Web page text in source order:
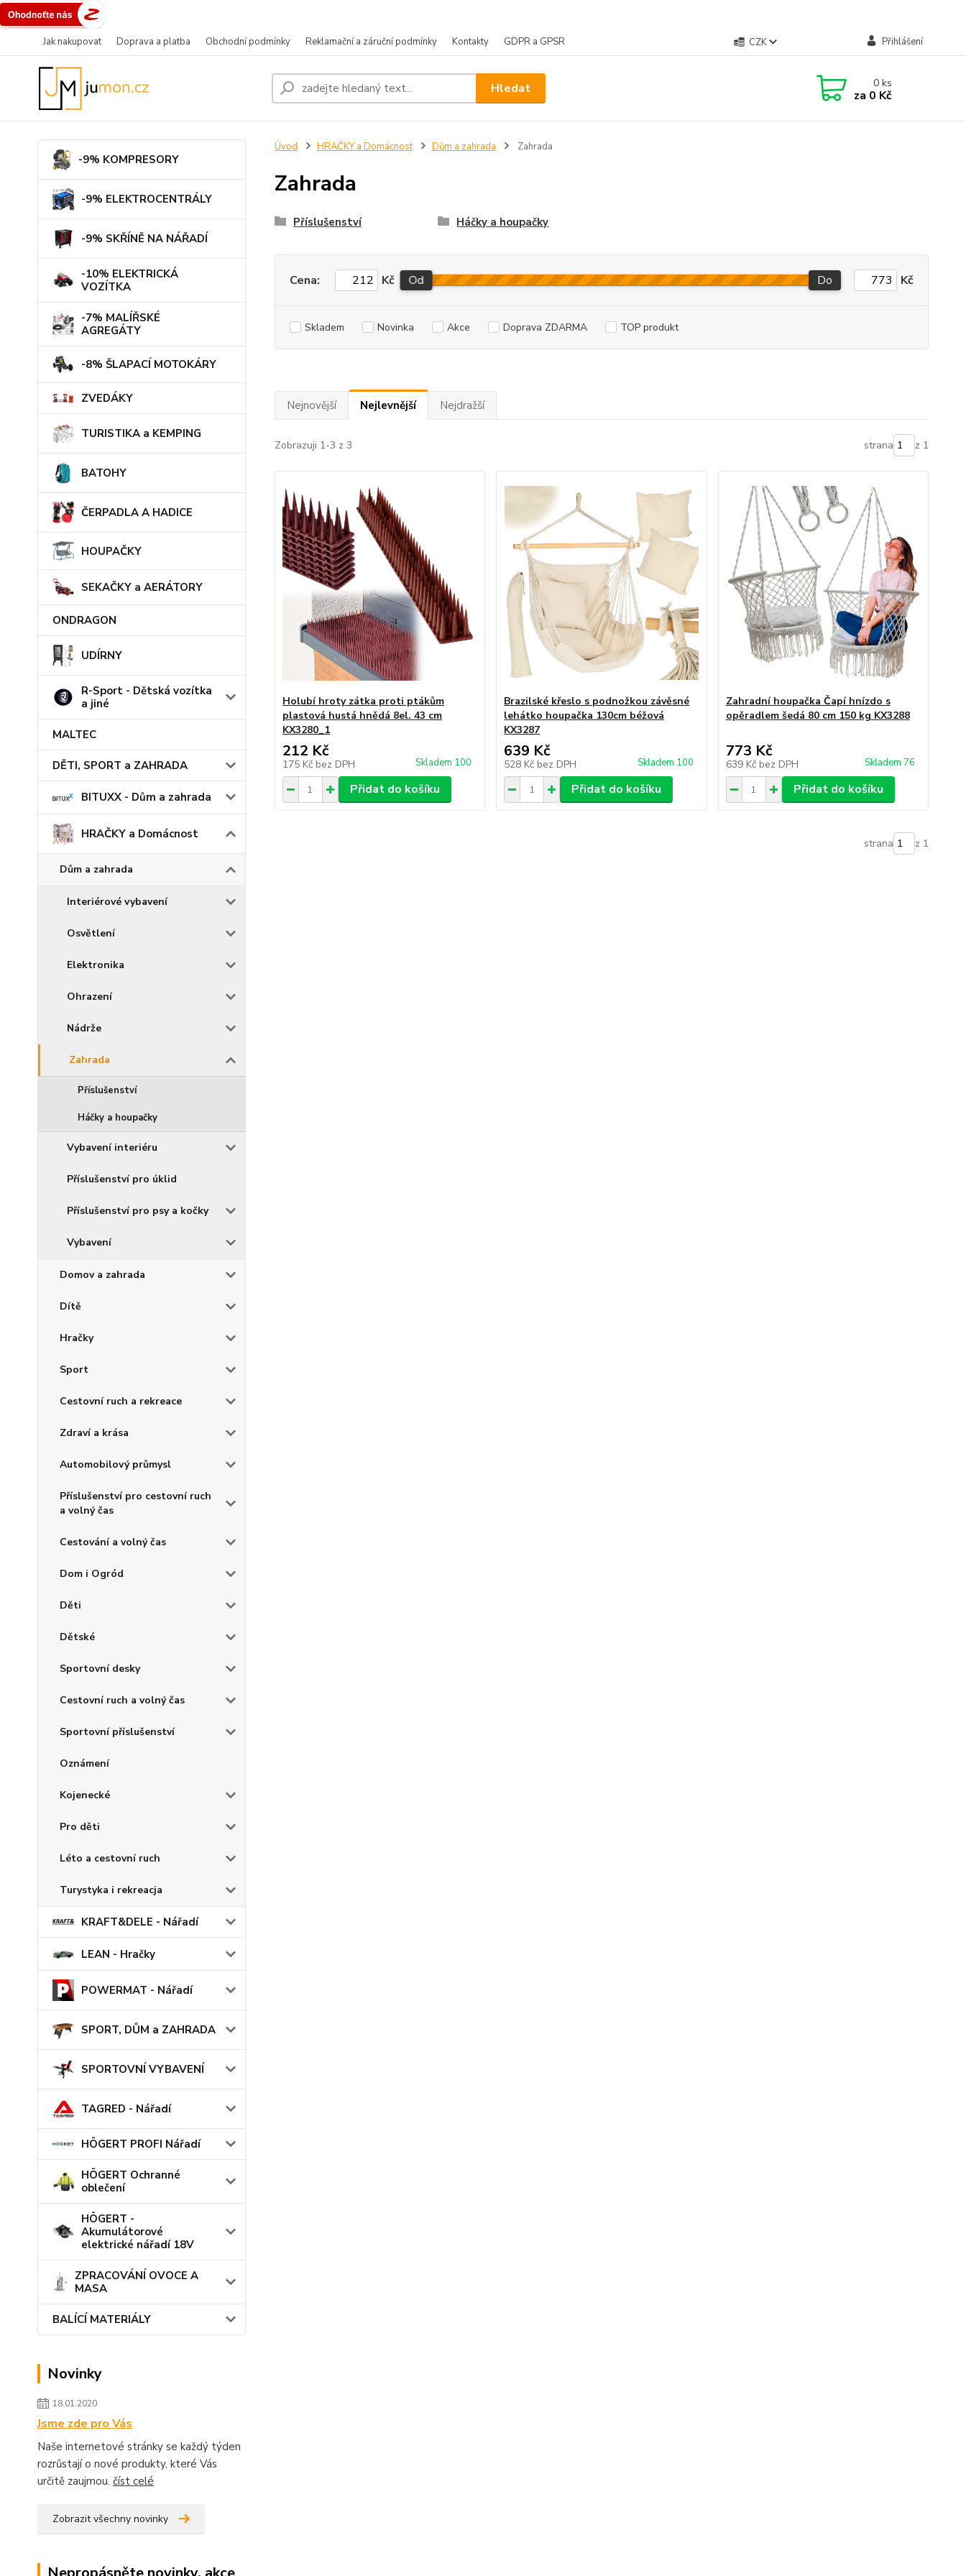
Jak nakupovat Doprava a platba Obchodní podmínky Reklamační a záruční podmínky Kontakty GDPR a GPSR CZK Přihlášení
Hledat 0ks
za 0 Kč
-9% KOMPRESORY
-9% ELEKTROCENTRÁLY
-9% SKŘÍNĚ NA NÁŘADÍ
-10% ELEKTRICKÁ
VOZÍTKA
-7% MALÍŘSKÉ
AGREGÁTY
-8% ŠLAPACÍ MOTOKÁRY
ZVEDÁKY
TURISTIKA a KEMPING
BATOHY
ČERPADLA A HADICE
HOUPAČKY
SEKAČKY a AERÁTORY
ONDRAGON
UDÍRNY
R-Sport - Dětská vozítka
a jiné
MALTEC
DĚTI, SPORT a ZAHRADA
BITUXX - Dům a zahrada
HRAČKY a Domácnost
Dům a zahrada
Interiérové vybavení
Osvětlení
Elektronika
Ohrazení
Nádrže
Zahrada
Příslušenství
Háčky a houpačky
Vybavení interiéru
Příslušenství pro úklid
Příslušenství pro psy a kočky
Vybavení
Domov a zahrada
Dítě
Hračky
Sport
Cestovní ruch a rekreace
Zdraví a krása
Automobilový průmysl
Příslušenství pro cestovní ruch
a volný čas
Cestování a volný čas
Dom i Ogród
Děti
Dětské
Sportovní desky
Cestovní ruch a volný čas
Sportovní příslušenství
Oznámení
Kojenecké
Pro děti
Léto a cestovní ruch
Turystyka i rekreacja
KRAFT&DELE - Nářadí
LEAN - Hračky
POWERMAT - Nářadí
SPORT, DŮM a ZAHRADA
SPORTOVNÍ VYBAVENÍ
TAGRED - Nářadí
HÖGERT PROFI Nářadí
HÖGERT Ochranné
oblečení
HÖGERT -
Akumulátorové
elektrické nářadí 18V
ZPRACOVÁNÍ OVOCE A
MASA
BALÍCÍ MATERIÁLY
Novinky
18.01.2020
Jsme zde pro Vás
Naše internetové stránky se každý týden
rozrůstají o nové produkty, které Vás
určitě zaujmou. číst celé
Zobrazit všechny novinky
Úvod HRAČKY a Domácnost Dům a zahrada Zahrada
Zahrada
Příslušenství Háčky a houpačky
Cena: Kč Od Do Kč
Skladem Novinka Akce Doprava ZDARMA TOP produkt
Nejnovější Nejlevnější Nejdražší
Zobrazuji 1-3 z 3 strana z 1
Holubí hroty zátka proti ptákům
plastová hustá hnědá 8el. 43 cm
KX3280_1
212 Kč
175 Kč bez DPH Skladem 100
Přidat do košíku
Brazilské křeslo s podnožkou závěsné
lehátko houpačka 130cm béžová
KX3287
639 Kč
528 Kč bez DPH Skladem 100
Přidat do košíku
Zahradní houpačka Čapí hnízdo s
opěradlem šedá 80 cm 150 kg KX3288
773 Kč
639 Kč bez DPH Skladem 76
Přidat do košíku
strana z 1